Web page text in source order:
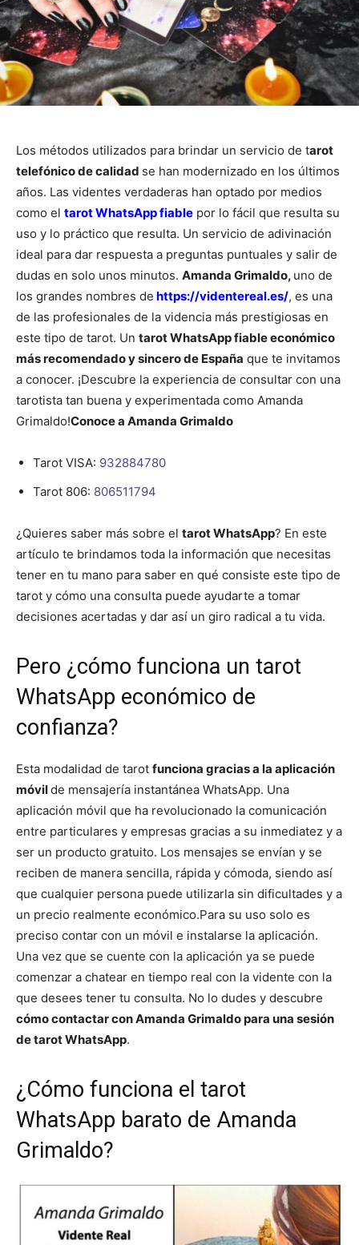
Los métodos utilizados para brindar un servicio de tarot
telefónico de calidad se han modernizado en los últimos
años. Las videntes verdaderas han optado por medios
como el tarot WhatsApp fiable por lo fácil que resulta su
uso y lo práctico que resulta. Un servicio de adivinación
ideal para dar respuesta a preguntas puntuales y salir de
dudas en solo unos minutos. Amanda Grimaldo, uno de
los grandes nombres de https://videntereal.es/, es una
de las profesionales de la videncia más prestigiosas en
este tipo de tarot. Un tarot WhatsApp fiable económico
más recomendado y sincero de España que te invitamos
a conocer. ¡Descubre la experiencia de consultar con una
tarotista tan buena y experimentada como Amanda
Grimaldo!Conoce a Amanda Grimaldo
Tarot VISA: 932884780
Tarot 806: 806511794
¿Quieres saber más sobre el tarot WhatsApp? En este
artículo te brindamos toda la información que necesitas
tener en tu mano para saber en qué consiste este tipo de
tarot y cómo una consulta puede ayudarte a tomar
decisiones acertadas y dar así un giro radical a tu vida.
Pero ¿cómo funciona un tarot
WhatsApp económico de
confianza?
Esta modalidad de tarot funciona gracias a la aplicación
móvilde mensajería instantánea WhatsApp. Una
aplicación móvil que ha revolucionado la comunicación
entre particulares y empresas gracias a su inmediatez y a
ser un producto gratuito. Los mensajes se envían y se
reciben de manera sencilla, rápida y cómoda, siendo así
que cualquier persona puede utilizarla sin dificultades y a
un precio realmente económico.Para su uso solo es
preciso contar con un móvil e instalarse la aplicación.
Una vez que se cuente con la aplicación ya se puede
comenzar a chatear en tiempo real con la vidente con la
que desees tener tu consulta. No lo dudes y descubre
cómo contactar con Amanda Grimaldo para una sesión
de tarot WhatsApp.
¿Cómo funciona el tarot
WhatsApp barato de Amanda
Grimaldo?